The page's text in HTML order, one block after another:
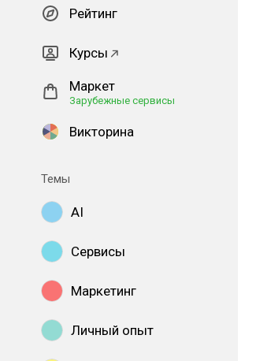
Рейтинг
Курсы
Маркет
Зарубежные сервисы
Викторина
Темы
AI
Сервисы
Маркетинг
Личный опыт